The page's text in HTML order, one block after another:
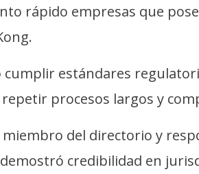
rápido empresas que
estándares
procesos largos y
del directorio y
credibilidad en